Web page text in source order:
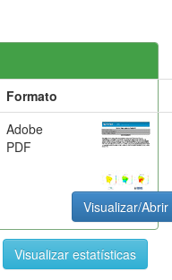
Formato
Adobe
PDF
Visualizar/Abrir
Visualizar estatísticas